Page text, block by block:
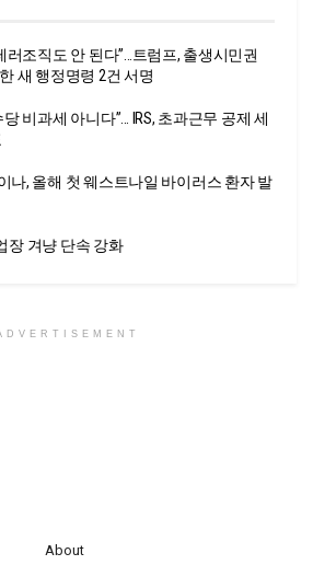
러조직도 안 된다”…트럼프, 출생시민권
새 행정명령 2건 서명
비과세 아니다”… IRS, 초과근무 공제 세
나, 올해 첫 웨스트나일 바이러스 환자 발
장 겨냥 단속 강화
About